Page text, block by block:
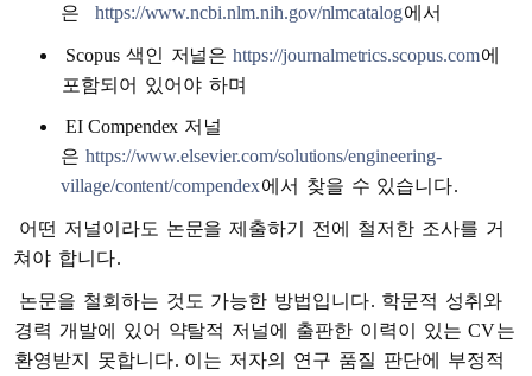
은
https://www.ncbi.nlm.nih.gov/nlmcatalog에서
Scopus 색인 저널은 https://journalmetrics.scopus.com에
포함되어 있어야 하며
EI Compendex 저널
은 https://www.elsevier.com/solutions/engineering-
village/content/compendex에서 찾을 수 있습니다.
어떤 저널이라도 논문을 제출하기 전에 철저한 조사를 거
쳐야 합니다.
논문을 철회하는 것도 가능한 방법입니다. 학문적 성취와
경력 개발에 있어 약탈적 저널에 출판한 이력이 있는 CV는
환영받지
못합니다. 이는 저자의 연구 품질 판단에
부정적